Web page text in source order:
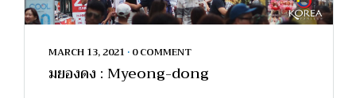
MARCH 13, 2021 • 0 COMMENT
มยองดง : Myeong-dong